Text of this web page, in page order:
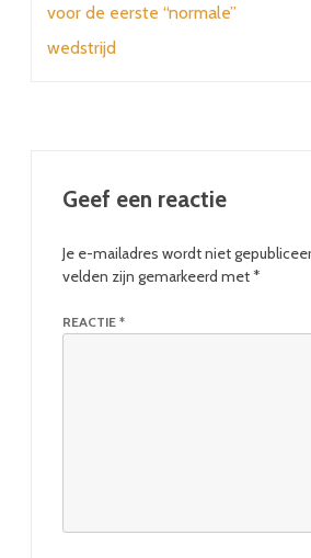
voor de eerste “normale”
wedstrijd
Geef een reactie
Je e-mailadres wordt niet
velden zijn gemarkeerd met*
REACTIE *